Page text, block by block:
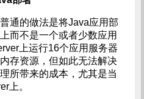
通的做法是将Java应用部
而不是一个或者少数应用
上运行16个应用服务器
存资源，但如此无法解决
所带来的成本，尤其是当
上。